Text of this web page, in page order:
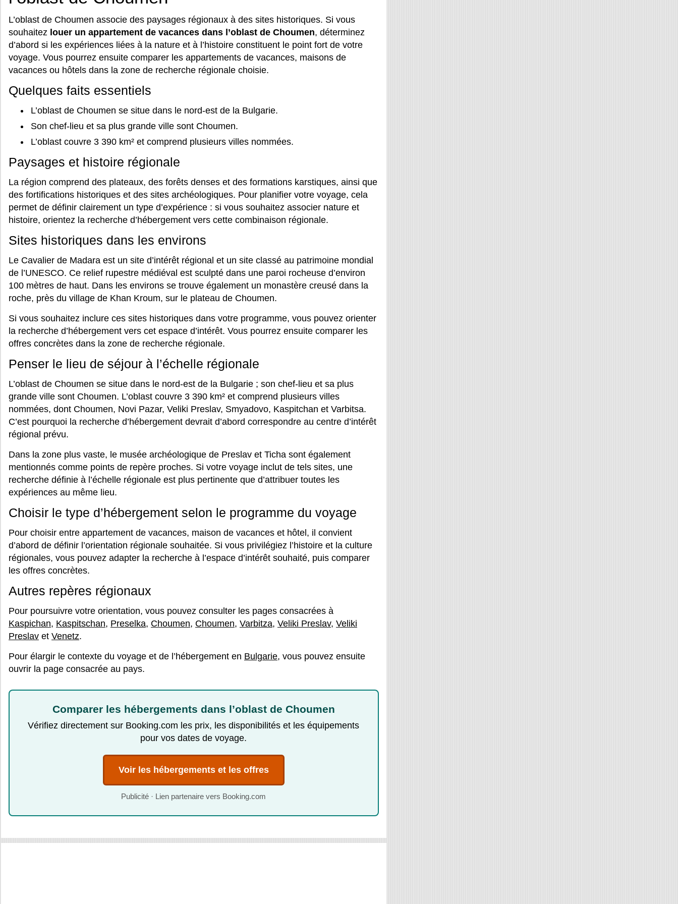
L’oblast de Choumen associe des paysages régionaux à des sites historiques. Si vous
souhaitez louer un appartement de vacances dans l’oblast de Choumen, déterminez
d’abord si les expériences liées à la nature et à l’histoire constituent le point fort de votre
voyage. Vous pourrez ensuite comparer les appartements de vacances, maisons de
vacances ou hôtels dans la zone de recherche régionale choisie.
Quelques faits essentiels
L’oblast de Choumen se situe dans le nord-est de la Bulgarie.
Son chef-lieu et sa plus grande ville sont Choumen.
L’oblast couvre 3 390 km² et comprend plusieurs villes nommées.
Paysages et histoire régionale
La région comprend des plateaux, des forêts denses et des formations karstiques, ainsi que
des fortifications historiques et des sites archéologiques. Pour planifier votre voyage, cela
permet de définir clairement un type d’expérience : si vous souhaitez associer nature et
histoire, orientez la recherche d’hébergement vers cette combinaison régionale.
Sites historiques dans les environs
Le Cavalier de Madara est un site d’intérêt régional et un site classé au patrimoine mondial
de l’UNESCO. Ce relief rupestre médiéval est sculpté dans une paroi rocheuse d’environ
100 mètres de haut. Dans les environs se trouve également un monastère creusé dans la
roche, près du village de Khan Kroum, sur le plateau de Choumen.
Si vous souhaitez inclure ces sites historiques dans votre programme, vous pouvez orienter
la recherche d’hébergement vers cet espace d’intérêt. Vous pourrez ensuite comparer les
offres concrètes dans la zone de recherche régionale.
Penser le lieu de séjour à l’échelle régionale
L’oblast de Choumen se situe dans le nord-est de la Bulgarie ; son chef-lieu et sa plus
grande ville sont Choumen. L’oblast couvre 3 390 km² et comprend plusieurs villes
nommées, dont Choumen, Novi Pazar, Veliki Preslav, Smyadovo, Kaspitchan et Varbitsa.
C’est pourquoi la recherche d’hébergement devrait d’abord correspondre au centre d’intérêt
régional prévu.
Dans la zone plus vaste, le musée archéologique de Preslav et Ticha sont également
mentionnés comme points de repère proches. Si votre voyage inclut de tels sites, une
recherche définie à l’échelle régionale est plus pertinente que d’attribuer toutes les
expériences au même lieu.
Choisir le type d’hébergement selon le programme du voyage
Pour choisir entre appartement de vacances, maison de vacances et hôtel, il convient
d’abord de définir l’orientation régionale souhaitée. Si vous privilégiez l’histoire et la culture
régionales, vous pouvez adapter la recherche à l’espace d’intérêt souhaité, puis comparer
les offres concrètes.
Autres repères régionaux
Pour poursuivre votre orientation, vous pouvez consulter les pages consacrées à
Kaspichan, Kaspitschan, Preselka, Choumen, Choumen, Varbitza, Veliki Preslav, Veliki
Preslav et Venetz.
Pour élargir le contexte du voyage et de l’hébergement en Bulgarie, vous pouvez ensuite
ouvrir la page consacrée au pays.
Comparer les hébergements dans l’oblast de Choumen
Vérifiez directement sur Booking.com les prix, les disponibilités et les équipements
pour vos dates de voyage.
Voir les hébergements et les offres
Publicité · Lien partenaire vers Booking.com